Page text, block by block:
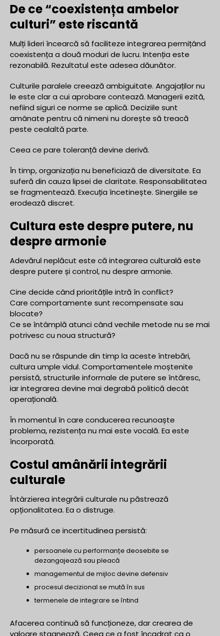
De ce “coexistența ambelor
culturi” este riscantă
Mulți lideri încearcă să faciliteze integrarea permițând
coexistența a două moduri de lucru. Intenția este
rezonabilă. Rezultatul este adesea dăunător.
Culturile paralele creează ambiguitate. Angajaților nu
le este clar a cui aprobare contează. Managerii ezită,
nefiind siguri ce norme se aplică. Deciziile sunt
amânate pentru că nimeni nu dorește să treacă
peste cealaltă parte.
Ceea ce pare toleranță devine derivă.
În timp, organizația nu beneficiază de diversitate. Ea
suferă din cauza lipsei de claritate. Responsabilitatea
se fragmentează. Execuția încetinește. Sinergiile se
erodează discret.
Cultura este despre putere, nu
despre armonie
Adevărul neplăcut este că integrarea culturală este
despre putere și control, nu despre armonie.
Cine decide când prioritățile intră în conflict?
Care comportamente sunt recompensate sau
blocate?
Ce se întâmplă atunci când vechile metode nu se mai
potrivesc cu noua structură?
Dacă nu se răspunde din timp la aceste întrebări,
cultura umple vidul. Comportamentele moștenite
persistă, structurile informale de putere se întăresc,
iar integrarea devine mai degrabă politică decât
operațională.
În momentul în care conducerea recunoaște
problema, rezistența nu mai este vocală. Ea este
încorporată.
Costul amânării integrării
culturale
Întârzierea integrării culturale nu păstrează
opționalitatea. Ea o distruge.
Pe măsură ce incertitudinea persistă:
persoanele cu performanțe deosebite se
dezangajează sau pleacă
managementul de mijloc devine defensiv
procesul decizional se mută în sus
termenele de integrare se întind
Afacerea continuă să funcționeze, dar crearea de
valoare stagnează. Ceea ce a fost încadrat ca o